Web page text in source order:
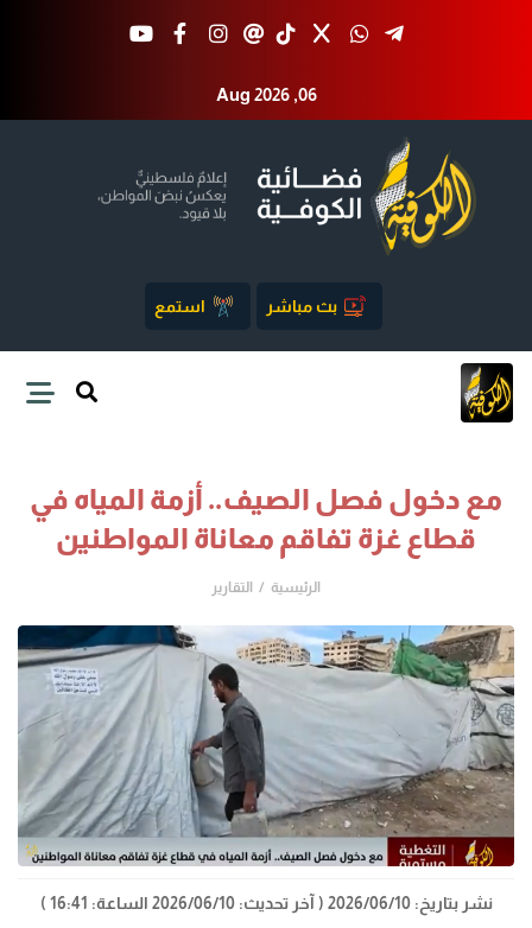
Aug 2026 ,06
بث مباشر استمع
مع دخول فصل الصيف.. أزمة المياه في
قطاع غزة تفاقم معاناة المواطنين
الرئيسية التقارير
نشر بتاريخ: 2026/06/10 ( آخر تحديث: 2026/06/10 الساعة: 16:41 )